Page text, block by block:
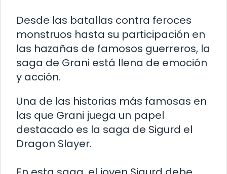
Desde las batallas contra feroces
monstruos hasta su participación en
las hazañas de famosos guerreros, la
saga de Grani está llena de emoción
y acción.
Una de las historias más famosas en
las que Grani juega un papel
destacado es la saga de Sigurd el
Dragon Slayer.